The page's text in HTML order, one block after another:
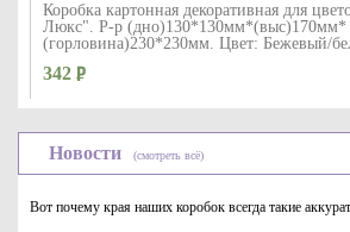
Коробка картонная декоративная для
Люкс". Р-р (дно)130*130мм*(выс)170мм*
(горловина)230*230мм. Цвет: Бежевый/
342
Новости (смотреть всё)
Вот почему края наших коробок всегда такие